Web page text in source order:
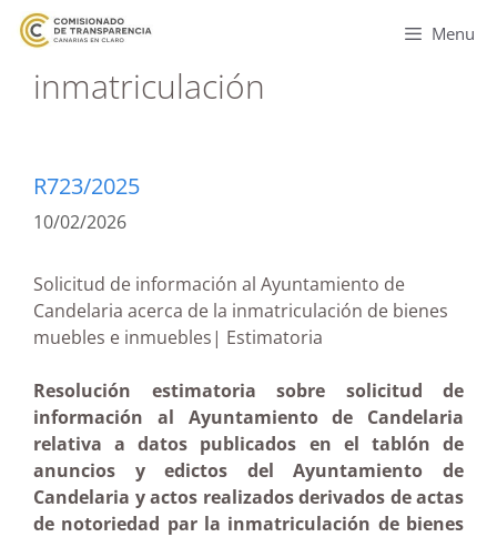
Menu
inmatriculación
R723/2025
10/02/2026
Solicitud de información al Ayuntamiento de
Candelaria acerca de la inmatriculación de bienes
muebles e inmuebles| Estimatoria
Resolución estimatoria sobre solicitud de
información al Ayuntamiento de Candelaria
relativa a datos publicados en el tablón de
anuncios y edictos del Ayuntamiento de
Candelaria y actos realizados derivados de actas
de notoriedad par la inmatriculación de bienes